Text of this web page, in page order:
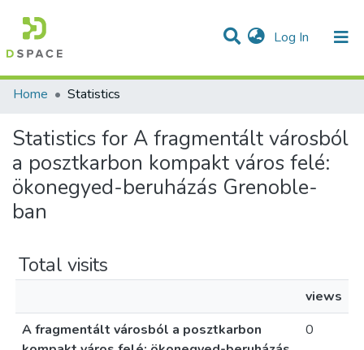
Log In (current)
Communities & Collections
All of DSpace
Home
Statistics
Statistics for A fragmentált városból
a posztkarbon kompakt város felé:
ökonegyed-beruházás Grenoble-
ban
Total visits
views
A fragmentált városból a posztkarbon
0